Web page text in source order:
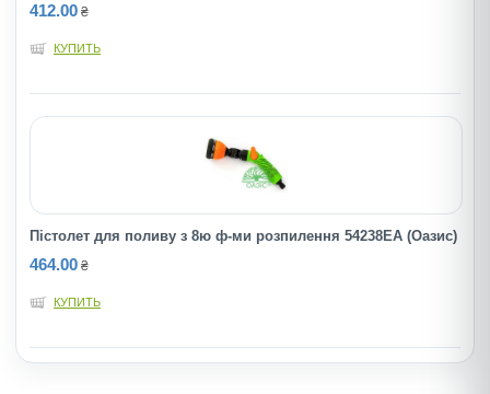
412.00 ₴
КУПИТЬ
Пістолет для поливу з 8ю ф-ми розпилення 54238ЕА (Оазис)
464.00 ₴
КУПИТЬ